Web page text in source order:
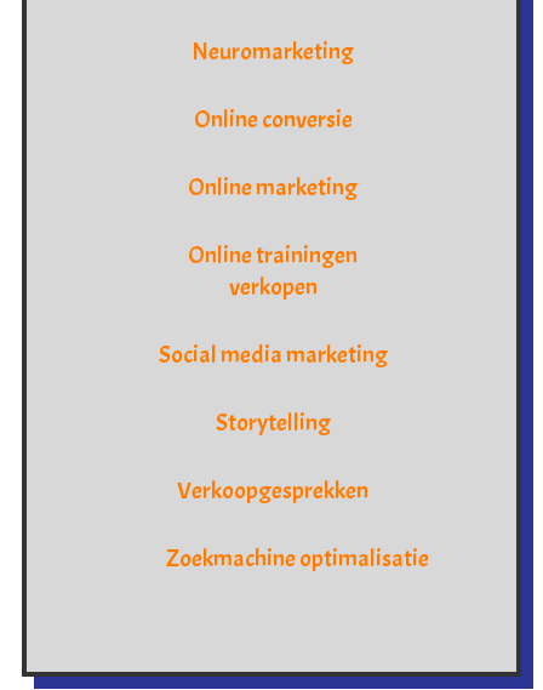
Neuromarketing
Online conversie
Online marketing
Online trainingen
verkopen
Social media marketing
Storytelling
Verkoopgesprekken
Zoekmachine optimalisatie